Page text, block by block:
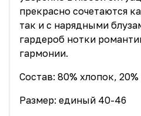
прекрасно сочетаются
так и с нарядными
гардероб нотки
гармонии.
Состав: 80% хлопок,
Размер: единый 40-46